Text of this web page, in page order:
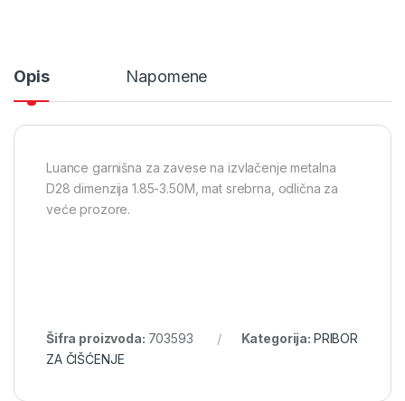
Opis Napomene
Luance garnišna za zavese na izvlačenje metalna
D28 dimenzija 1.85-3.50M, mat srebrna, odlična za
veće prozore.
Šifra proizvoda: 703593 Kategorija: PRIBOR
ZA ČIŠĆENJE